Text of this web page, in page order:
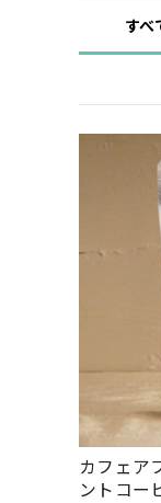
すべ
カフェア
ントコー